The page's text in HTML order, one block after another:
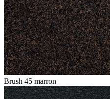
Brush 45 marron